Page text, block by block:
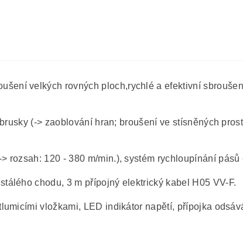
velkých rovných ploch,rychlé a efektivní
(-> zaoblování hran; broušení ve stísněných
rozsah: 120 - 380 m/min.), systém rychloupínání
chodu, 3 m přípojný elektrický kabel H05 VV-F.
vložkami, LED indikátor napětí, přípojka